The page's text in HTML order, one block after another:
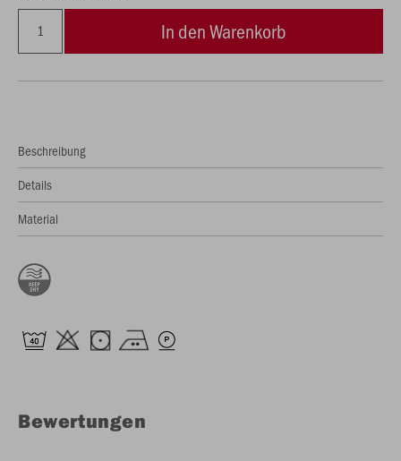
In den Warenkorb
Beschreibung
Details
Material
Bewertungen